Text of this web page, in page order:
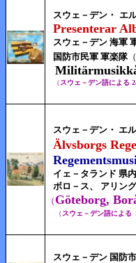
スウェ－デン・ エ
Presenterar
スウェ－デン 海軍
国防市民軍 軍楽隊（
（スウェ－デン語による
スウェ－デン・ エ
Älvsborgs
イェ－タランド 県
ボロ－ス、 アリン
（ Göteborg,
（スウェ－デン語による
スウェ－デン 国防